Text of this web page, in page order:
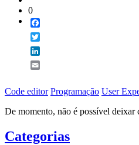
0
Code editor Programação User
De momento, não é possível deixar
Categorias